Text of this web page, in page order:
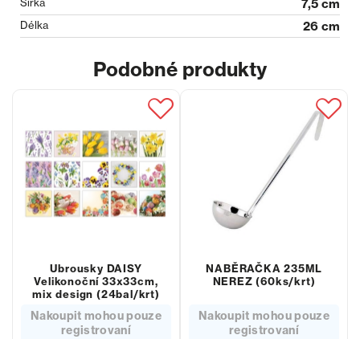
7,5 cm
Délka 26 cm
Podobné produkty
Ubrousky DAISY
Velikonoční 33x33cm,
mix design (24bal/krt)
Nakoupit mohou pouze
registrovaní
NABĚRAČKA 235ML
NEREZ (60ks/krt)
Nakoupit mohou pouze
registrovaní